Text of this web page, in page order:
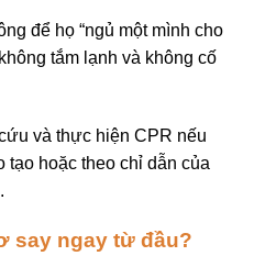
để họ “ngủ một mình cho
tắm lạnh và không cố
và thực hiện CPR nếu
hoặc theo chỉ dẫn của
say ngay từ đầu?